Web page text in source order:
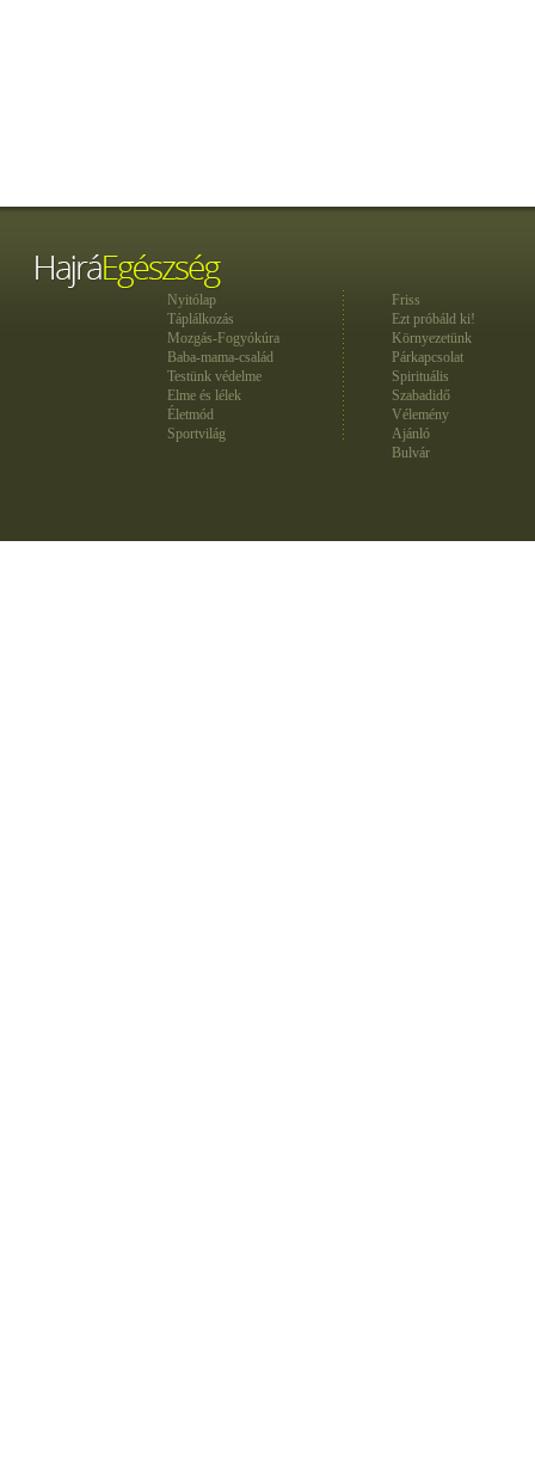
Nyitólap
Táplálkozás
Mozgás-Fogyókúra
Baba-mama-család
Testünk védelme
Elme és lélek
Életmód
Sportvilág
Friss
Ezt próbáld ki!
Környezetünk
Párkapcsolat
Spirituális
Szabadidő
Vélemény
Ajánló
Bulvár